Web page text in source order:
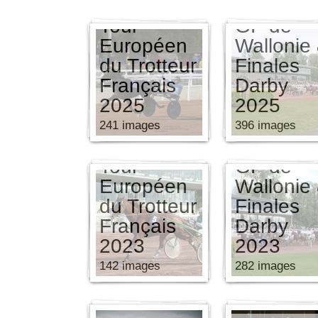
Tour
Européen
du Trotteur
Français
2025
241 images
GP de
Wallonie
Finales
Darby
2025
396 images
Finale du
Tour
Européen
du Trotteur
Français
2023
142 images
GP de
Wallonie
Finales
Darby
2023
282 images